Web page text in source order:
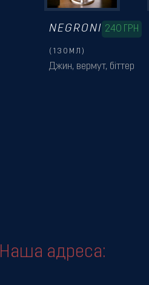
Джин, вермут, біттер
(130МЛ)
NEGRONI 240 ГРН
Наша адреса: